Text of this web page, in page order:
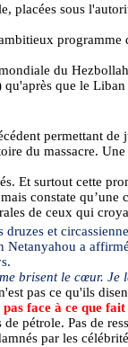
placées sous
du
que le
permettant
du massacre.
Et surtout cette
constate
de ceux qui
et
Netanyahou a
brisent le cœur.
pas ce qu'ils
face à ce que
pétrole. Pas de
par les